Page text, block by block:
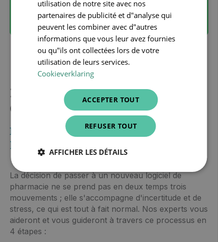
CARECONNECT PHARMACIST, ALORS
COMMENCEZ DÈS MAINTENANT !
Démarrage rapide avec
CareConnect Pharmacist
Démarrage sans souci en 4 étapes avec
l'aide de nos experts
La décision de passer à un nouveau logiciel de
pharmacie ne se prend pas en deux temps trois
mouvements ; elle s'accompagne d'incertitude et de
stress, ce qui est tout à fait normal. Nos experts vous
aideront et vous guideront à travers ce processus en
4 étapes :
utilisation de notre site avec nos
partenaires de publicité et d"analyse qui
peuvent les combiner avec d"autres
informations que vous leur avez fournies
ou qu"ils ont collectées lors de votre
utilisation de leurs services.
Cookieverklaring
ACCEPTER TOUT
REFUSER TOUT
AFFICHER LES DÉTAILS